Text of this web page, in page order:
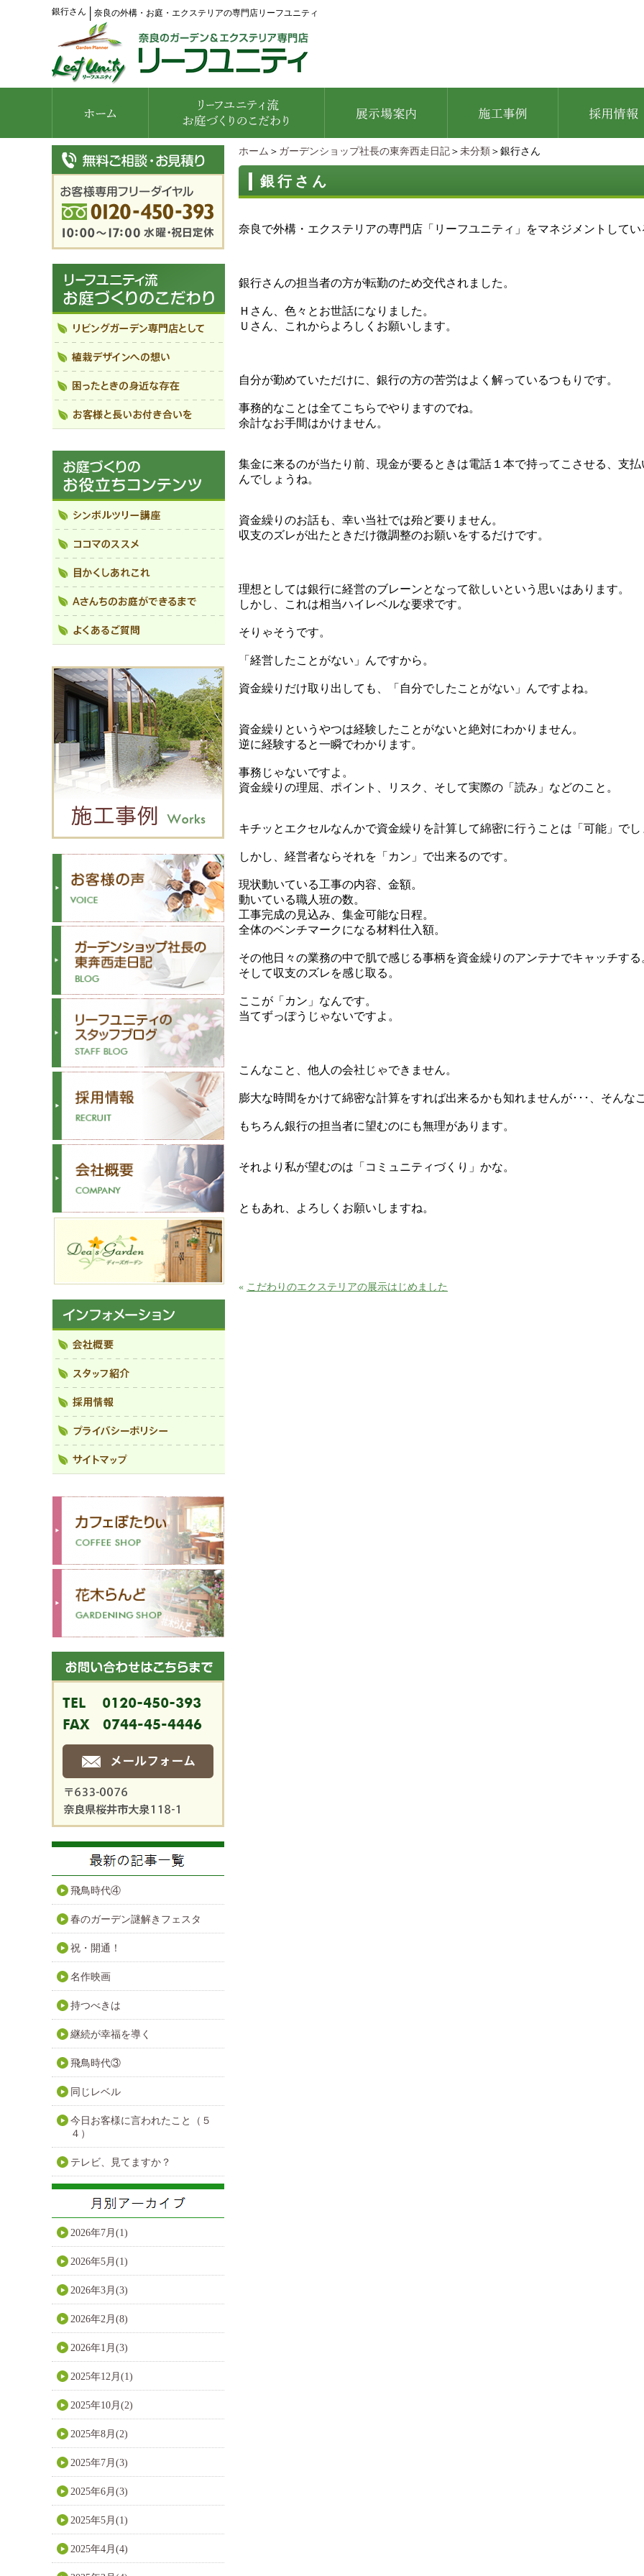
銀行さん 奈良の外構・お庭・エクステリアの専門店リーフユニティ
ホーム ＞ ガーデンショップ社長の東奔西走日記 ＞ 未分類 ＞銀行さん
銀行さん
奈良で外構・エクステリアの専門店「リーフユニティ」をマネジメントしてい
銀行さんの担当者の方が転勤のため交代されました。
Ｈさん、色々とお世話になりました。
Ｕさん、これからよろしくお願いします。
自分が勤めていただけに、銀行の方の苦労はよく解っているつもりです。
事務的なことは全てこちらでやりますのでね。
余計なお手間はかけません。
集金に来るのが当たり前、現金が要るときは電話１本で持ってこさせる、支
んでしょうね。
資金繰りのお話も、幸い当社では殆ど要りません。
収支のズレが出たときだけ微調整のお願いをするだけです。
理想としては銀行に経営のブレーンとなって欲しいという思いはあります。
しかし、これは相当ハイレベルな要求です。
そりゃそうです。
「経営したことがない」んですから。
資金繰りだけ取り出しても、「自分でしたことがない」んですよね。
資金繰りというやつは経験したことがないと絶対にわかりません。
逆に経験すると一瞬でわかります。
事務じゃないですよ。
資金繰りの理屈、ポイント、リスク、そして実際の「読み」などのこと。
キチッとエクセルなんかで資金繰りを計算して綿密に行うことは「可能」でし
しかし、経営者ならそれを「カン」で出来るのです。
現状動いている工事の内容、金額。
動いている職人班の数。
工事完成の見込み、集金可能な日程。
全体のベンチマークになる材料仕入額。
その他日々の業務の中で肌で感じる事柄を資金繰りのアンテナでキャッチする
そして収支のズレを感じ取る。
ここが「カン」なんです。
当てずっぽうじゃないですよ。
こんなこと、他人の会社じゃできません。
膨大な時間をかけて綿密な計算をすれば出来るかも知れませんが･･･、そんな
もちろん銀行の担当者に望むのにも無理があります。
それより私が望むのは「コミュニティづくり」かな。
ともあれ、よろしくお願いしますね。
« こだわりのエクステリアの展示はじめました
飛鳥時代④
春のガーデン謎解きフェスタ
祝・開通！
名作映画
持つべきは
継続が幸福を導く
飛鳥時代③
同じレベル
今日お客様に言われたこと（５
４）
テレビ、見てますか？
2026年7月(1)
2026年5月(1)
2026年3月(3)
2026年2月(8)
2026年1月(3)
2025年12月(1)
2025年10月(2)
2025年8月(2)
2025年7月(3)
2025年6月(3)
2025年5月(1)
2025年4月(4)